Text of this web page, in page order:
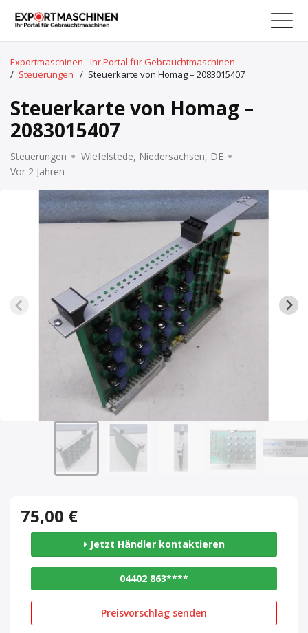
Exportmaschinen - Ihr Portal für Gebrauchtmaschinen
/ Steuerungen / Steuerkarte von Homag – 2083015407
Steuerkarte von Homag –
2083015407
Steuerungen
Wiefelstede, Niedersachsen, DE
Vor 2 Jahren
75,00 €
Jetzt Händler kontaktieren
04402 863****
Preisvorschlag senden